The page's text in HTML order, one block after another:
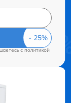
cполитикой